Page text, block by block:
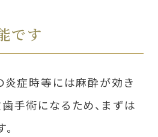
です
炎症時等には麻酔が効き
手術になるため、まずは